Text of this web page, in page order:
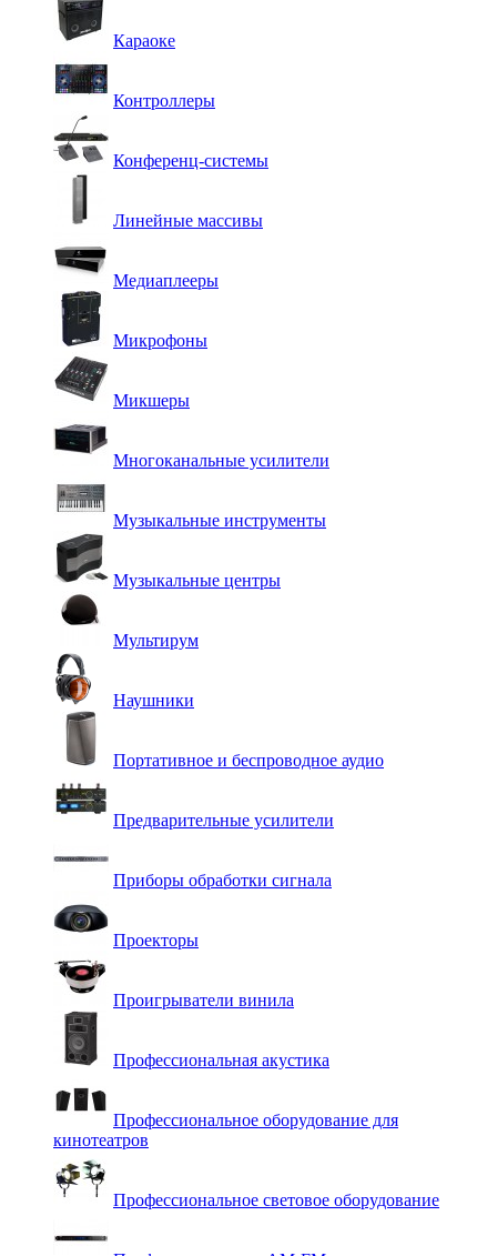
Караоке
Контроллеры
Конференц-системы
Линейные массивы
Медиаплееры
Микрофоны
Микшеры
Многоканальные усилители
Музыкальные инструменты
Музыкальные центры
Мультирум
Наушники
Портативное и беспроводное аудио
Предварительные усилители
Приборы обработки сигнала
Проекторы
Проигрыватели винила
Профессиональная акустика
Профессиональное оборудование для
кинотеатров
Профессиональное световое оборудование